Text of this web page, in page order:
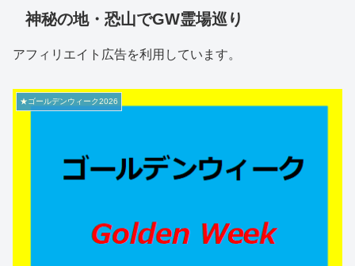
神秘の地・恐山でGW霊場巡り
アフィリエイト広告を利用しています。
★ゴールデンウィーク2026